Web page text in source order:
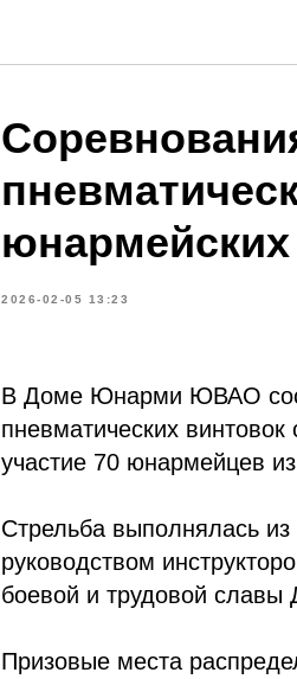
2026-02-05 13:23
В Доме Юнарми ЮВАО
пневматических
участие 70 юнармейцев
Стрельба выполнялась
руководством
боевой и трудовой
Призовые места